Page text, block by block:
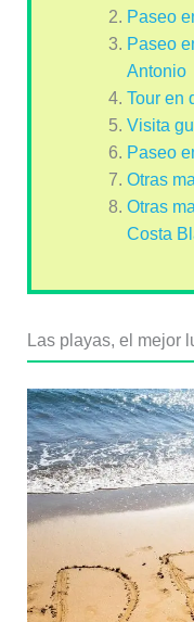
Paseo
Paseo
Antonio
Tour en
Visita
Paseo
Otras
Otras
Costa
Las playas, el mejor